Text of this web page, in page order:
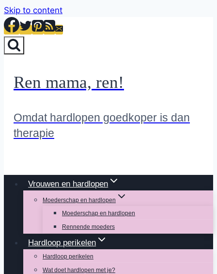
Skip to content
Ren mama, ren!
Omdat hardlopen goedkoper is dan
therapie
Vrouwen en hardlopen
Moederschap en hardlopen
Moederschap en hardlopen
Rennende moeders
Hardloop perikelen
Hardloop perikelen
Wat doet hardlopen met je?